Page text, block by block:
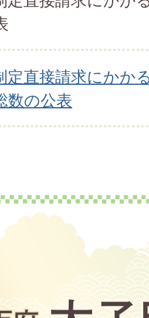
定直接請求にかか
数の公表